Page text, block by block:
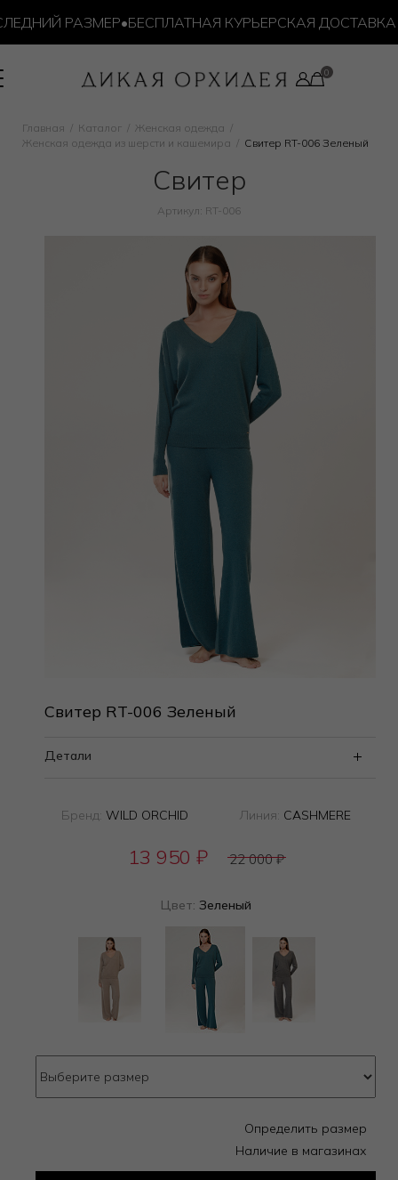
РАЗМЕР•БЕСПЛАТНАЯ КУРЬЕРСКАЯ ДОСТАВКА
Главная Каталог
Женская одежда
Женская одежда из шерсти и кашемира
Свитер RT-006 Зеленый
Свитер
Артикул: RT-006
Свитер RT-006 Зеленый
Детали
Бренд: WILD ORCHID Линия: CASHMERE
13 950 ₽ 22 000₽
Цвет: Зеленый
Определить размер
Наличие в магазинах